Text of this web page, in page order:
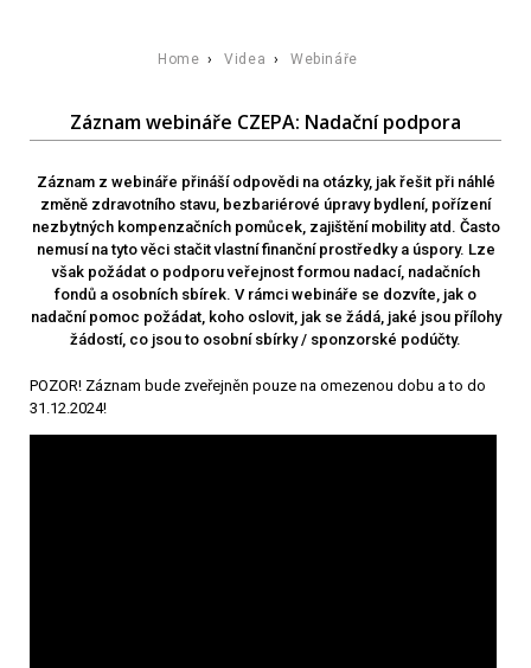
Home ›Videa › Webináře
Záznam webináře CZEPA: Nadační podpora
Záznam z webináře přináší odpovědi na otázky, jak řešit při náhlé
změně zdravotního stavu, bezbariérové úpravy bydlení, pořízení
nezbytných kompenzačních pomůcek, zajištění mobility atd. Často
nemusí na tyto věci stačit vlastní finanční prostředky a úspory. Lze
však požádat o podporu veřejnost formou nadací, nadačních
fondů a osobních sbírek. V rámci webináře se dozvíte, jak o
nadační pomoc požádat, koho oslovit, jak se žádá, jaké jsou přílohy
žádostí, co jsou to osobní sbírky / sponzorské podúčty.
POZOR! Záznam bude zveřejněn pouze na omezenou dobu a to do
31.12.2024!